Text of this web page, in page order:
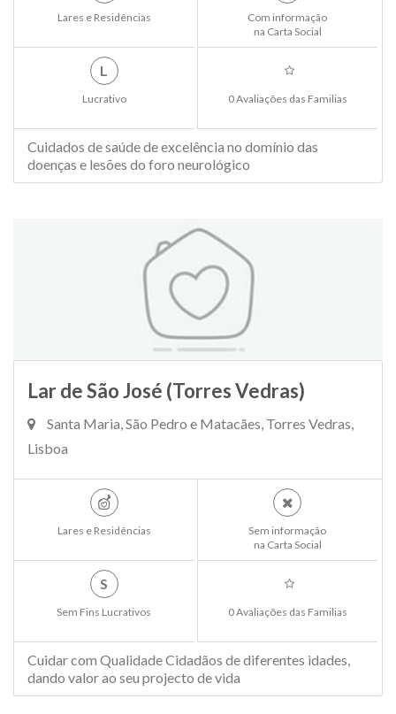
Lares e Residências
Com informação
na Carta Social
L
Lucrativo 0 Avaliações das Familias
Cuidados de saúde de excelência no domínio das
doenças e lesões do foro neurológico
Lar de São José (Torres Vedras)
Santa Maria, São Pedro e Matacães, Torres Vedras,
Lisboa
Lares e Residências
Sem informação
na Carta Social
S
Sem Fins Lucrativos 0 Avaliações das Familias
Cuidar com Qualidade Cidadãos de diferentes idades,
dando valor ao seu projecto de vida